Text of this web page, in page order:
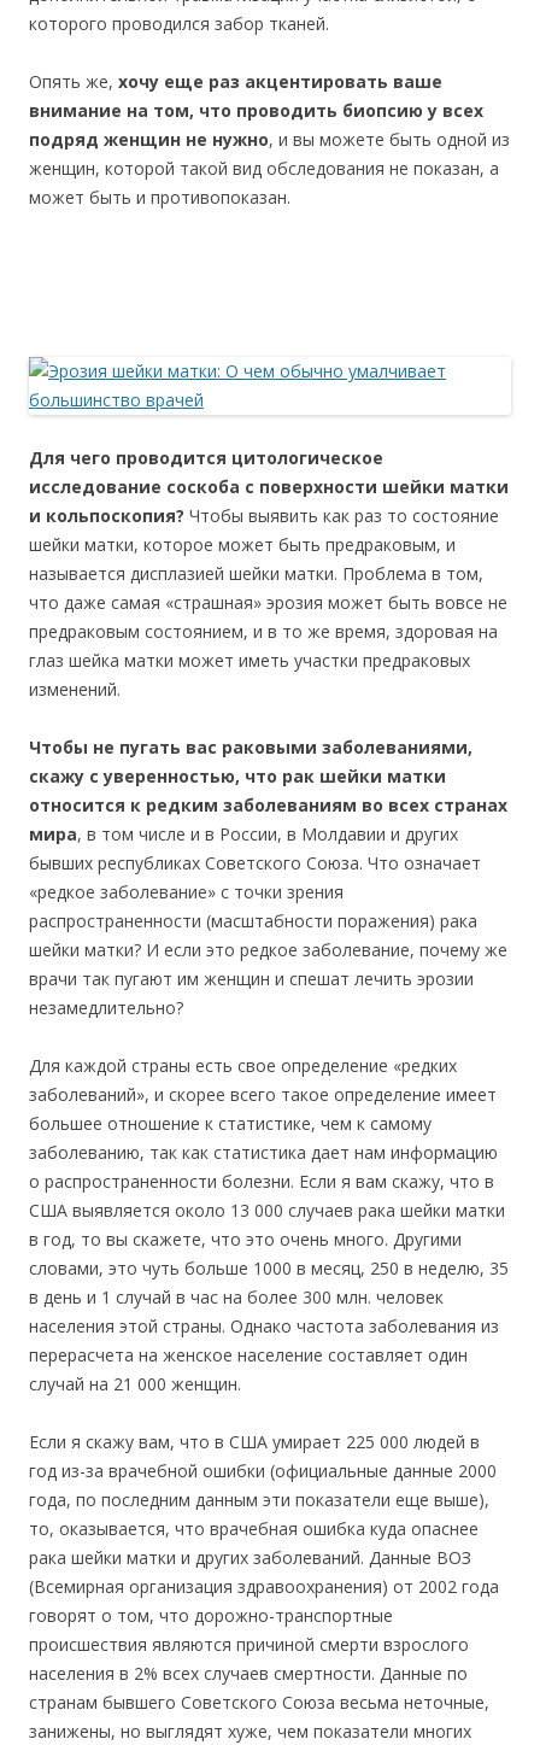
которого проводился забор тканей.
Опять же, хочу еще раз акцентировать ваше
внимание на том, что проводить биопсию у всех
подряд женщин не нужно, и вы можете быть одной из
женщин, которой такой вид обследования не показан, а
может быть и противопоказан.
Для чего проводится цитологическое
исследование соскоба с поверхности шейки матки
и кольпоскопия? Чтобы выявить как раз то состояние
шейки матки, которое может быть предраковым, и
называется дисплазией шейки матки. Проблема в том,
что даже самая «страшная» эрозия может быть вовсе не
предраковым состоянием, и в то же время, здоровая на
глаз шейка матки может иметь участки предраковых
изменений.
Чтобы не пугать вас раковыми заболеваниями,
скажу с уверенностью, что рак шейки матки
относится к редким заболеваниям во всех странах
мира, в том числе и в России, в Молдавии и других
бывших республиках Советского Союза. Что означает
«редкое заболевание» с точки зрения
распространенности (масштабности поражения) рака
шейки матки? И если это редкое заболевание, почему же
врачи так пугают им женщин и спешат лечить эрозии
незамедлительно?
Для каждой страны есть свое определение «редких
заболеваний», и скорее всего такое определение имеет
большее отношение к статистике, чем к самому
заболеванию, так как статистика дает нам информацию
о распространенности болезни. Если я вам скажу, что в
США выявляется около 13 000 случаев рака шейки матки
в год, то вы скажете, что это очень много. Другими
словами, это чуть больше 1000 в месяц, 250 в неделю, 35
в день и 1 случай в час на более 300 млн. человек
населения этой страны. Однако частота заболевания из
перерасчета на женское население составляет один
случай на 21 000 женщин.
Если я скажу вам, что в США умирает 225 000 людей в
год из-за врачебной ошибки (официальные данные 2000
года, по последним данным эти показатели еще выше),
то, оказывается, что врачебная ошибка куда опаснее
рака шейки матки и других заболеваний. Данные ВОЗ
(Всемирная организация здравоохранения) от 2002 года
говорят о том, что дорожно-транспортные
происшествия являются причиной смерти взрослого
населения в 2% всех случаев смертности. Данные по
странам бывшего Советского Союза весьма неточные,
занижены, но выглядят хуже, чем показатели многих